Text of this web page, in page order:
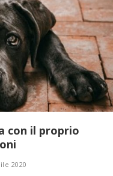
con il proprio
2020